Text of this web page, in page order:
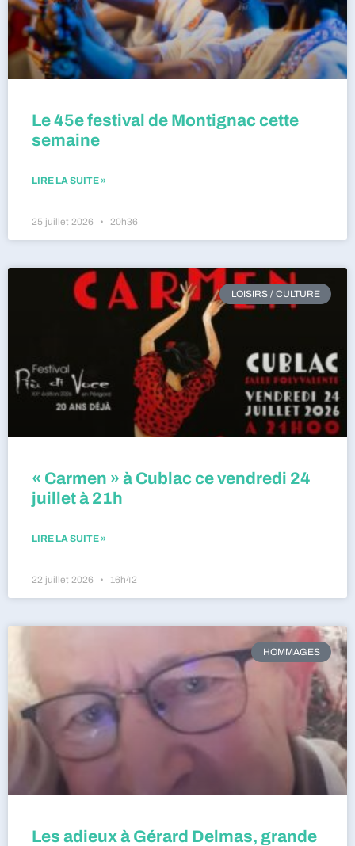
Le 45e festival de Montignac cette
semaine
LIRE LA SUITE »
25 juillet 2026 20h36
LOISIRS / CULTURE
« Carmen » à Cublac ce vendredi 24
juillet à 21h
LIRE LA SUITE »
22 juillet 2026 16h42
HOMMAGES
Les adieux à Gérard Delmas, grande